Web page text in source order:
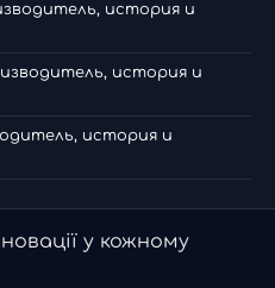
история и
история и
история и
у кожному